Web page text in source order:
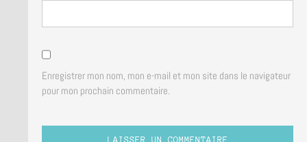
Enregistrer mon nom, mon e-mail et mon site dans le navigateur
pour mon prochain commentaire.